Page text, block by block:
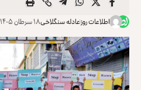
اطلاعات روزعادله سنگلاخی۱۸ سرطان ۱۴۰۵ - ۹ جولای ۲۰۲۶